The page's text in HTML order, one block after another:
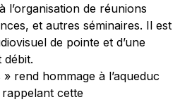
l’organisation de réunions
et autres séminaires. Il est
de pointe et d’une
débit.
rend hommage à l’aqueduc
rappelant cette